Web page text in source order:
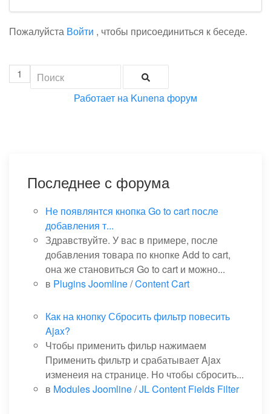
Пожалуйста Войти , чтобы присоединиться к беседе.
1
Работает на Kunena форум
Последнее с форума
Не появлянтся кнопка Go to cart после
добавления т...
Здравствуйте. У вас в примере, после
добавления товара по кнопке Add to cart,
она же становиться Go to cart и можно...
в Plugins Joomline/Content Cart
Как на кнопку Сбросить фильтр повесить
Ajax?
Чтобы применить фильр нажимаем
Применить фильтр и срабатывает Ajax
изменеия на странице. Но чтобы сбросить...
в Modules Joomline/JL Content Fields Filter